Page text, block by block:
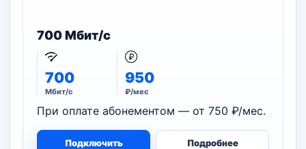
700 Мбит/с
700
Мбит/с
950
₽/мес
При оплате абонементом — от 750 ₽/мес.
Подключить Подробнее